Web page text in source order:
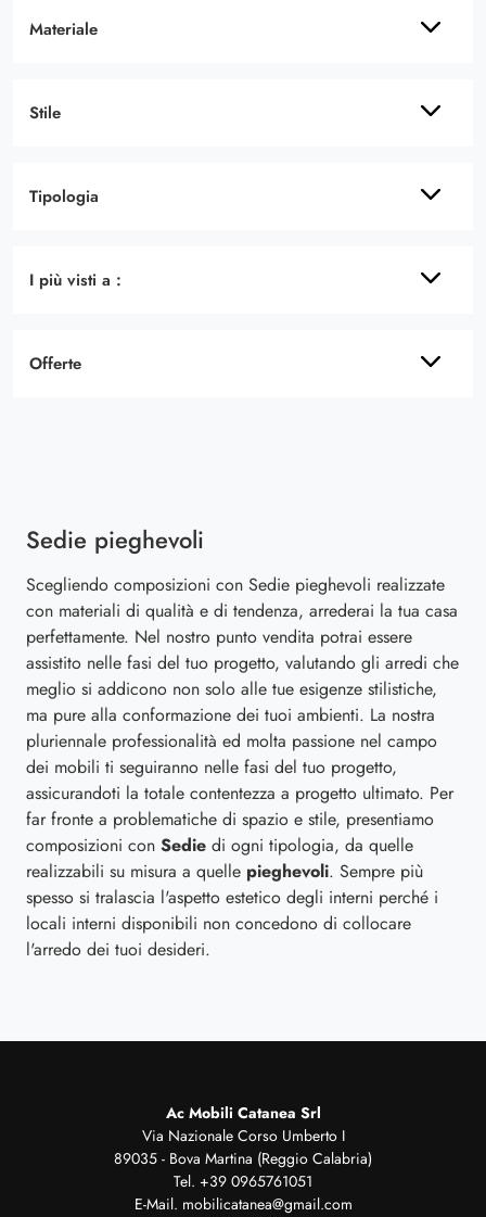
Materiale
Stile
Tipologia
I più visti a :
Offerte
Sedie pieghevoli
Scegliendo composizioni con Sedie pieghevoli realizzate
con materiali di qualità e di tendenza, arrederai la tua casa
perfettamente. Nel nostro punto vendita potrai essere
assistito nelle fasi del tuo progetto, valutando gli arredi che
meglio si addicono non solo alle tue esigenze stilistiche,
ma pure alla conformazione dei tuoi ambienti. La nostra
pluriennale professionalità ed molta passione nel campo
dei mobili ti seguiranno nelle fasi del tuo progetto,
assicurandoti la totale contentezza a progetto ultimato. Per
far fronte a problematiche di spazio e stile, presentiamo
composizioni con Sedie di ogni tipologia, da quelle
realizzabili su misura a quelle pieghevoli. Sempre più
spesso si tralascia l'aspetto estetico degli interni perché i
locali interni disponibili non concedono di collocare
l'arredo dei tuoi desideri.
Ac Mobili Catanea Srl
Via Nazionale Corso Umberto I
89035 - Bova Martina (Reggio Calabria)
Tel. +39 0965761051
E-Mail. mobilicatanea@gmail.com